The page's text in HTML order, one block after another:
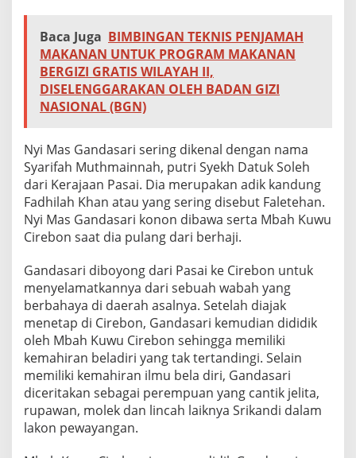
Baca Juga BIMBINGAN TEKNIS PENJAMAH
MAKANAN UNTUK PROGRAM MAKANAN
BERGIZI GRATIS WILAYAH II,
DISELENGGARAKAN OLEH BADAN GIZI
NASIONAL (BGN)
Nyi Mas Gandasari sering dikenal dengan nama
Syarifah Muthmainnah, putri Syekh Datuk Soleh
dari Kerajaan Pasai. Dia merupakan adik kandung
Fadhilah Khan atau yang sering disebut Faletehan.
Nyi Mas Gandasari konon dibawa serta Mbah Kuwu
Cirebon saat dia pulang dari berhaji.
Gandasari diboyong dari Pasai ke Cirebon untuk
menyelamatkannya dari sebuah wabah yang
berbahaya di daerah asalnya. Setelah diajak
menetap di Cirebon, Gandasari kemudian dididik
oleh Mbah Kuwu Cirebon sehingga memiliki
kemahiran beladiri yang tak tertandingi. Selain
memiliki kemahiran ilmu bela diri, Gandasari
diceritakan sebagai perempuan yang cantik jelita,
rupawan, molek dan lincah laiknya Srikandi dalam
lakon pewayangan.